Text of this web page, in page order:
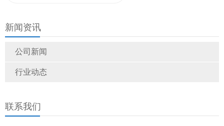
新闻资讯
公司新闻
行业动态
联系我们